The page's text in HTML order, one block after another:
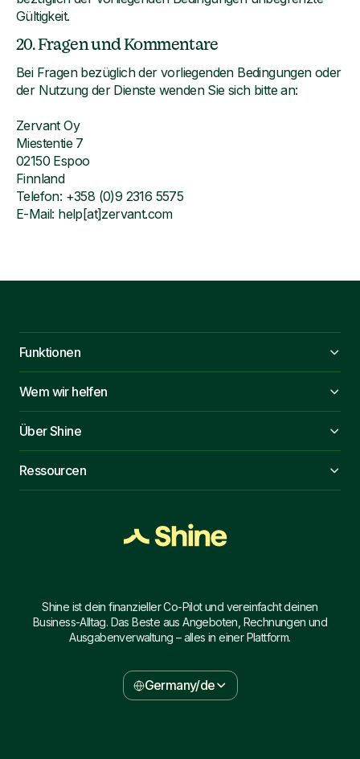
Gültigkeit.
20. Fragen und Kommentare
Bei Fragen bezüglich der vorliegenden Bedingungen oder
der Nutzung der Dienste wenden Sie sich bitte an:
Zervant Oy
Miestentie 7
02150 Espoo
Finnland
Telefon: +358 (0)9 2316 5575
E-Mail: help[at]zervant.com
Shine ist dein finanzieller Co-Pilot und vereinfacht deinen
Business-Alltag. Das Beste aus Angeboten, Rechnungen und
Ausgabenverwaltung – alles in einer Plattform.
Germany/de
Funktionen
Wem wir helfen
Über Shine
Ressourcen